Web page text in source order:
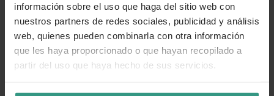
información sobre el uso que haga del sitio web con
nuestros partners de redes sociales, publicidad y análisis
web, quienes pueden combinarla con otra información
que les haya proporcionado o que hayan recopilado a
partir del uso que haya hecho de sus servicios.